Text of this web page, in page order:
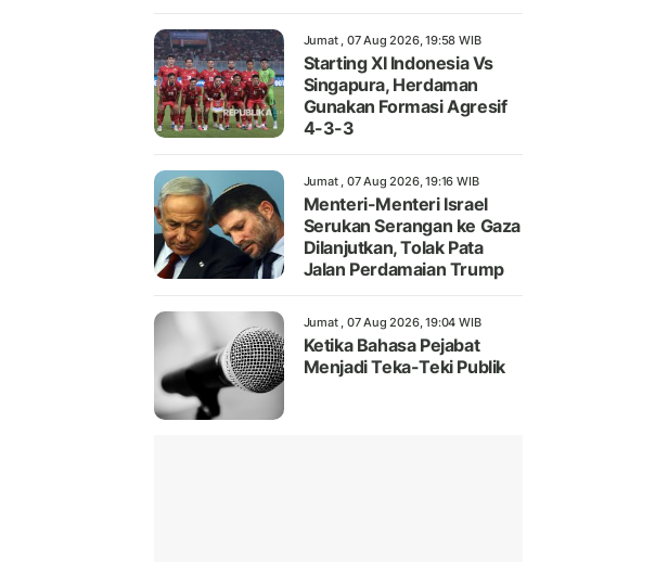
Jumat , 07 Aug 2026, 19:58 WIB
Starting XI Indonesia Vs
Singapura, Herdaman
Gunakan Formasi Agresif
4-3-3
Jumat , 07 Aug 2026, 19:16 WIB
Menteri-Menteri Israel
Serukan Serangan ke Gaza
Dilanjutkan, Tolak Pata
Jalan Perdamaian Trump
Jumat , 07 Aug 2026, 19:04 WIB
Ketika Bahasa Pejabat
Menjadi Teka-Teki Publik